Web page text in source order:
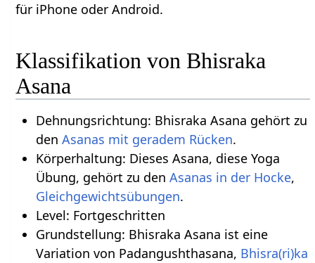
für iPhone oder Android.
Klassifikation von Bhisraka
Asana
Dehnungsrichtung: Bhisraka Asana gehört zu
den Asanas mit geradem Rücken.
Körperhaltung: Dieses Asana, diese Yoga
Übung, gehört zu den Asanas in der Hocke,
Gleichgewichtsübungen.
Level: Fortgeschritten
Grundstellung: Bhisraka Asana ist eine
Variation von Padangushthasana, Bhisra(ri)ka